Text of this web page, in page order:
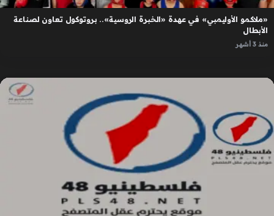
«ملاكمو الأوليمبي» في عهدة «الخبرة الروسية».. بروتوكول تعاون لصناعة
الأبطال
منذ 3 أشهر